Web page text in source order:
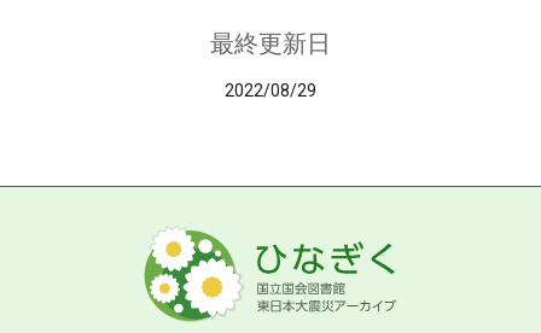
最終更新日
2022/08/29